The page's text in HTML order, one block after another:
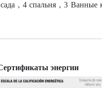
, 4 спальня , 3
энергии